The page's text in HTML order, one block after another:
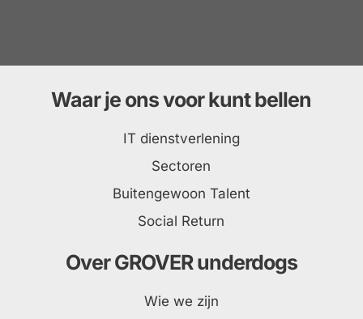
Waar je ons voor kunt bellen
IT dienstverlening
Sectoren
Buitengewoon Talent
Social Return
Over GROVER underdogs
Wie we zijn